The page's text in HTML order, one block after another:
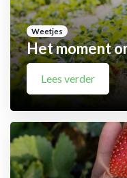
Weetjes
Het moment
Lees verder